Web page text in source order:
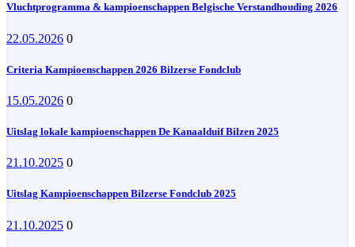
Vluchtprogramma & kampioenschappen Belgische Verstandhouding 2026
22.05.2026 0
Criteria Kampioenschappen 2026 Bilzerse Fondclub
15.05.2026 0
Uitslag lokale kampioenschappen De Kanaalduif Bilzen 2025
21.10.2025 0
Uitslag Kampioenschappen Bilzerse Fondclub 2025
21.10.2025 0